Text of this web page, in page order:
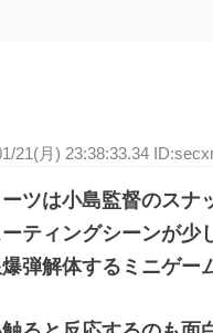
21(月) 23:38:33.34
ツは小島監督のスナ
ティングシーンが少
弾解体するミニゲー